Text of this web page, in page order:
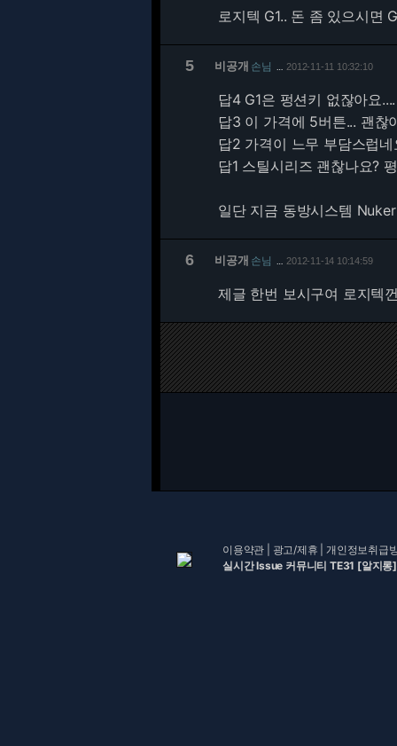
로지텍 G1.. 돈 좀 있으시면
5 비공개 손님 2012-11-11 10:32:10
답4 G1은 펑션키 없잖아요
답3 이 가격에 5버튼... 괜찮
답2 가격이 느무 부담스럽네
답1 스틸시리즈 괜찮나요?
일단 지금 동방시스템
6 비공개 손님 2012-11-14 10:14:59
제글 한번 보시구여 로지텍
이용약관 광고/제휴 |개인정보취급
실시간 Issue 커뮤니티 TE31 [알지